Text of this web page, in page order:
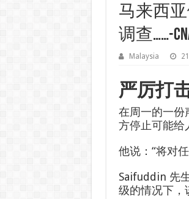
马来西
调查……-
Malaysia
严厉打
在周一的一份
方停止可能给
他说：“将对
Saifuddin 先
级的情况下，